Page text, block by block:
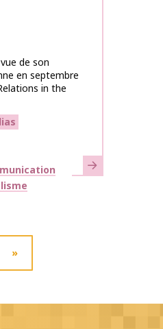
de son
en septembre
in the
En savoir plus
»